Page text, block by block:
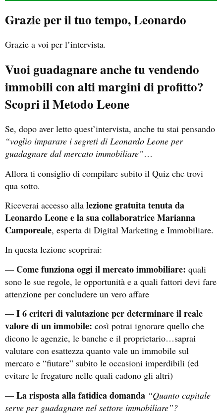
Grazie per il tuo tempo, Leonardo
Grazie a voi per l’intervista.
Vuoi guadagnare anche tu vendendo
immobili con alti margini di profitto?
Scopri il Metodo Leone
Se, dopo aver letto quest’intervista, anche tu stai pensando
“voglio imparare i segreti di Leonardo Leone per
guadagnare dal mercato immobiliare”…
Allora ti consiglio di compilare subito il Quiz che trovi
qua sotto.
Riceverai accesso alla lezione gratuita tenuta da
Leonardo Leone e la sua collaboratrice Marianna
Camporeale, esperta di Digital Marketing e Immobiliare.
In questa lezione scoprirai:
— Come funziona oggi il mercato immobiliare: quali
sono le sue regole, le opportunità e a quali fattori devi fare
attenzione per concludere un vero affare
— I 6 criteri di valutazione per determinare il reale
valore di un immobile: così potrai ignorare quello che
dicono le agenzie, le banche e il proprietario…saprai
valutare con esattezza quanto vale un immobile sul
mercato e “fiutare” subito le occasioni imperdibili (ed
evitare le fregature nelle quali cadono gli altri)
— La risposta alla fatidica domanda “Quanto capitale
serve per guadagnare nel settore immobiliare”?